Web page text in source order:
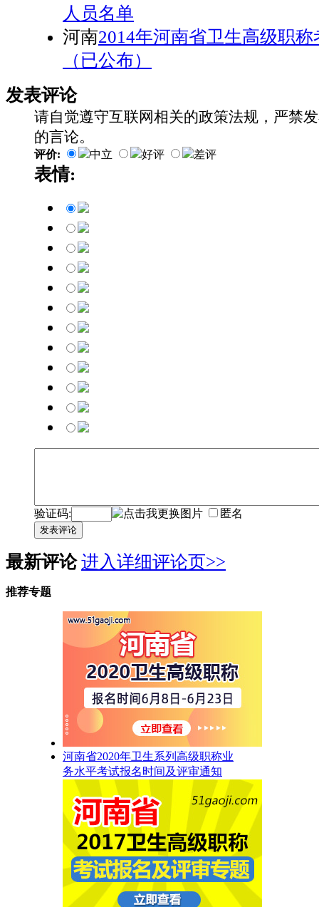
人员名单
河南2014年河南省卫生高级职
（已公布）
发表评论
请自觉遵守互联网相关的政策法规，严禁
的言论。
评价: 中立 好评 差评
表情:
验证码: 匿名
发表评论
最新评论 进入详细评论页>>
推荐专题
河南省2020年卫生系列高级职称业
务水平考试报名时间及评审通知